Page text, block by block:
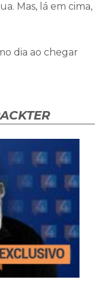
Mas, lá em cima,
dia ao chegar